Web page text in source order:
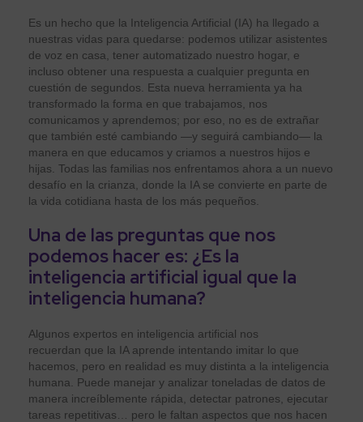
Es un hecho que la Inteligencia Artificial (IA) ha llegado a
nuestras vidas para quedarse: podemos utilizar asistentes
de voz en casa, tener automatizado nuestro hogar, e
incluso obtener una respuesta a cualquier pregunta en
cuestión de segundos. Esta nueva herramienta ya ha
transformado la forma en que trabajamos, nos
comunicamos y aprendemos; por eso, no es de extrañar
que también esté cambiando —y seguirá cambiando— la
manera en que educamos y criamos a nuestros hijos e
hijas. Todas las familias nos enfrentamos ahora a un nuevo
desafío en la crianza, donde la IA se convierte en parte de
la vida cotidiana hasta de los más pequeños.
Una de las preguntas que nos
podemos hacer es: ¿Es la
inteligencia artificial igual que la
inteligencia humana?
Algunos expertos en inteligencia artificial nos
recuerdan que la IA aprende intentando imitar lo que
hacemos, pero en realidad es muy distinta a la inteligencia
humana. Puede manejar y analizar toneladas de datos de
manera increíblemente rápida, detectar patrones, ejecutar
tareas repetitivas… pero le faltan aspectos que nos hacen